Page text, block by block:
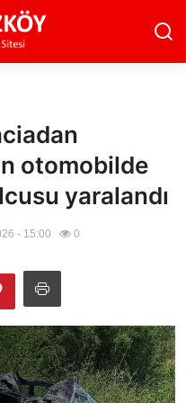
otomobilde
yaralandı
- 15:00 0